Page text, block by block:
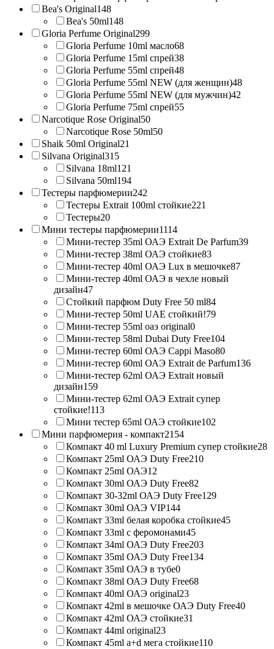
Bea's Original148
Bea's 50ml148
Gloria Perfume Original299
Gloria Perfume 10ml масло68
Gloria Perfume 15ml спрей38
Gloria Perfume 55ml спрей48
Gloria Perfume 55ml NEW (для женщин)48
Gloria Perfume 55ml NEW (для мужчин)42
Gloria Perfume 75ml спрей55
Narcotique Rose Original50
Narcotique Rose 50ml50
Shaik 50ml Original21
Silvana Original315
Silvana 18ml121
Silvana 50ml194
Тестеры парфюмерии242
Тестеры Extrait 100ml стойкие221
Тестеры20
Мини тестеры парфюмерии1114
Мини-тестер 35ml ОАЭ Extrait De Parfum39
Мини-тестер 38ml ОАЭ стойкие83
Мини-тестер 40ml ОАЭ Lux в мешочке87
Мини-тестер 40ml ОАЭ в чехле новый
дизайн47
Стойкий парфюм Duty Free 50 ml84
Мини-тестер 50ml UAE стойкий!79
Мини-тестер 55ml оаэ original0
Мини-тестер 58ml Dubai Duty Free104
Мини-тестер 60ml ОАЭ Cappi Maso80
Мини-тестер 60ml ОАЭ Extrait de Parfum136
Мини-тестер 62ml ОАЭ Extrait новый
дизайн159
Мини-тестер 62ml ОАЭ Extrait супер
стойкие!113
Мини тестер 65ml ОАЭ стойкие102
Мини парфюмерия - компакт2154
Компакт 40 ml Luxury Premium супер стойкие28
Компакт 25ml ОАЭ Duty Free210
Компакт 25ml ОАЭ12
Компакт 30ml ОАЭ Duty Free82
Компакт 30-32ml ОАЭ Duty Free129
Компакт 30ml ОАЭ VIP144
Компакт 33ml белая коробка стойкие45
Компакт 33ml с феромонами45
Компакт 34ml ОАЭ Duty Free203
Компакт 35ml ОАЭ Duty Free134
Компакт 35ml ОАЭ в тубе0
Компакт 38ml ОАЭ Duty Free68
Компакт 40ml ОАЭ original23
Компакт 42ml в мешочке ОАЭ Duty Free40
Компакт 42ml ОАЭ стойкие31
Компакт 44ml original23
Компакт 45ml a+d мега стойкие110